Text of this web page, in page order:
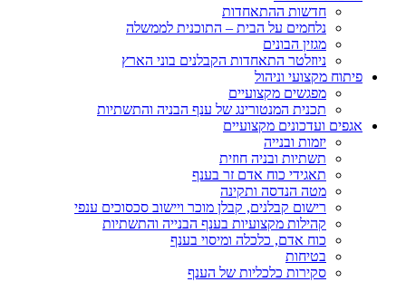
חדשות ההתאחדות
נלחמים על הבית – התוכנית לממשלה
מגזין הבונים
ניוזלטר התאחדות הקבלנים בוני הארץ
פיתוח מקצועי וניהול
מפגשים מקצועיים
תכנית המנטורינג של ענף הבניה והתשתיות
אגפים ועדכונים מקצועיים
יזמות ובנייה
תשתיות ובניה חוזית
תאגידי כוח אדם זר בענף
מטה הנדסה ותקינה
רישום קבלנים, קבלן מוכר ויישוב סכסוכים ענפי
קהילות מקצועיות בענף הבנייה והתשתיות
כוח אדם, כלכלה ומיסוי בענף
בטיחות
סקירות כלכליות של הענף